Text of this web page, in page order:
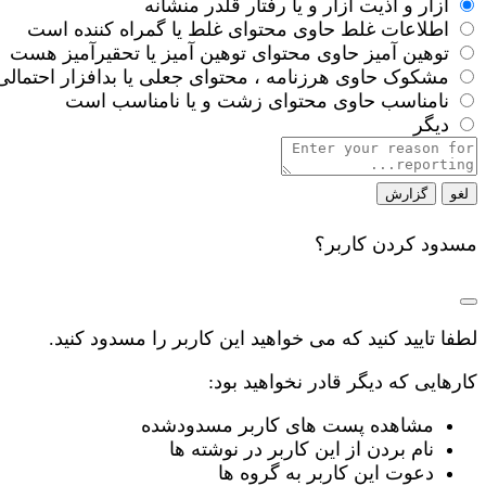
آزار و اذیت آزار و یا رفتار قلدر منشانه
اطلاعات غلط حاوی محتوای غلط یا گمراه کننده است
توهین آمیز حاوی محتوای توهین آمیز یا تحقیرآمیز هست
مشکوک حاوی هرزنامه ، محتوای جعلی یا بدافزار
نامناسب حاوی محتوای زشت و یا نامناسب است
دیگر
Report
note
گزارش
مسدود کردن کاربر؟
لطفا تایید کنید که می خواهید این کاربر را مسدود کنید.
کارهایی که دیگر قادر نخواهید بود:
مشاهده پست های کاربر مسدودشده
نام بردن از این کاربر در نوشته ها
دعوت این کاربر به گروه ها